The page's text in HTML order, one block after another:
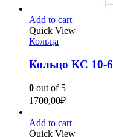
Add to cart
Quick View
Кольца
Кольцо КС 10-6
0 out of 5
1700,00₽
Add to cart
Quick View